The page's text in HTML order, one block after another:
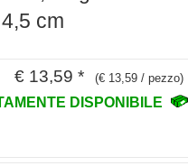
cm
€ 13,59 * (€ 13,59 / pezzo)
DISPONIBILE